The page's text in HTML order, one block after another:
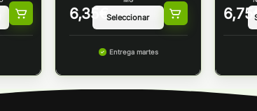
6,35 €
Entrega martes
6,75